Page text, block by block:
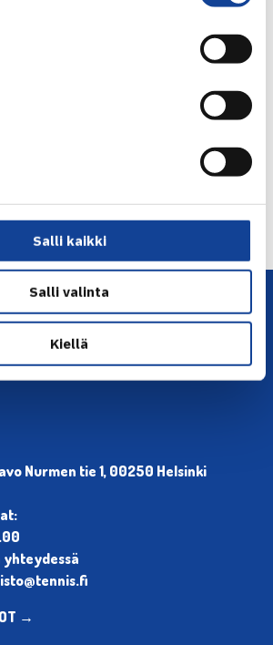
Salli kaikki
Salli valinta
Kiellä
Jarkko Nieminen Tokion… →
Nurmen tie 1, 00250 Helsinki
yhteydessä
→